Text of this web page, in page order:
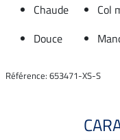
Chaude
Col
Douce
Référence: 653471-XS-S